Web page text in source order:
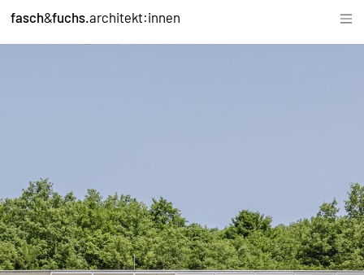
fasch&fuchs. architekt:innen